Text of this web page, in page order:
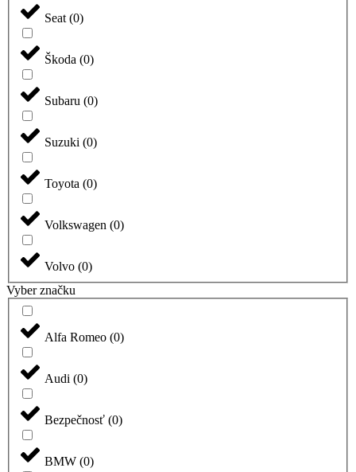
Seat (0)
Škoda (0)
Subaru (0)
Suzuki (0)
Toyota (0)
Volkswagen (0)
Volvo (0)
Vyber značku
Alfa Romeo (0)
Audi (0)
Bezpečnosť (0)
BMW (0)